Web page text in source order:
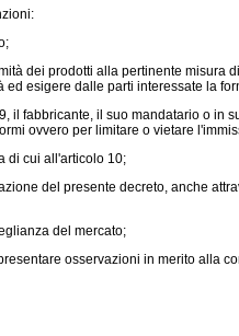
dei prodotti alla pertinente misura
esigere dalle parti interessate la
fabbricante, il suo mandatario o in
ovvero per limitare o vietare
di cui all'articolo 10;
del presente decreto, anche
del mercato;
osservazioni in merito alla